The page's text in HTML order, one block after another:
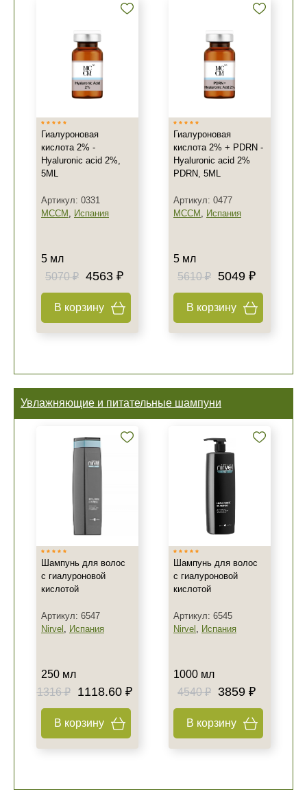
Гиалуроновая
кислота 2% -
Hyaluronic acid 2%,
5ML
Артикул: 0331
MCCM , Испания
5 мл
5070 ₽ 4563 ₽
В корзину
Гиалуроновая
кислота 2% + PDRN -
Hyaluronic acid 2%
PDRN, 5ML
Артикул: 0477
MCCM , Испания
5 мл
5610 ₽ 5049 ₽
В корзину
Увлажняющие и питательные шампуни
Шампунь для волос
с гиалуроновой
кислотой
Артикул: 6547
Nirvel , Испания
250 мл
1316 ₽
1118.60 ₽
В корзину
Шампунь для волос
с гиалуроновой
кислотой
Артикул: 6545
Nirvel , Испания
1000 мл
4540 ₽
3859 ₽
В корзину